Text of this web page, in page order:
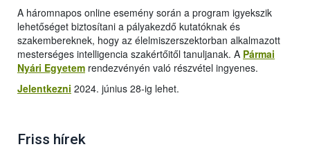
A háromnapos online esemény során a program igyekszik
lehetőséget biztosítani a pályakezdő kutatóknak és
szakembereknek, hogy az élelmiszerszektorban alkalmazott
mesterséges intelligencia szakértőitől tanuljanak. A Pármai
Nyári Egyetem rendezvényén való részvétel ingyenes.
Jelentkezni 2024. június 28-ig lehet.
Friss hírek